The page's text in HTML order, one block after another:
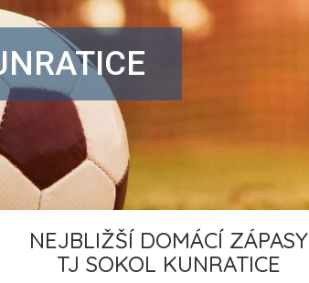
NEJBLIŽŠÍ DOMÁCÍ ZÁPASY
TJ SOKOL KUNRATICE